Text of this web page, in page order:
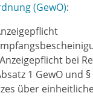
(GewO):
bei
1 GewO und
über